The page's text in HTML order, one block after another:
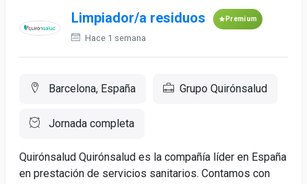
Limpiador/a residuos Premium
Hace 1 semana
Barcelona, España Grupo Quirónsalud
Jornada completa
Quirónsalud Quirónsalud es la compañía líder en España
en prestación de servicios sanitarios. Contamos con